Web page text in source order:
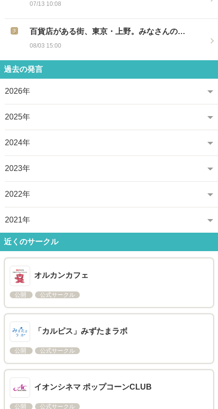
07/13 10:08
百貨店がある街、東京・上野。みなさんの…
08/03 15:00
過去の発言
2026年
2025年
2024年
2023年
2022年
2021年
近くのサークル
オルカンカフェ
公開 公式サークル
「カルピス」みずたまラボ
公開 公式サークル
イオンシネマ ポップコーンCLUB
公開 公式サークル